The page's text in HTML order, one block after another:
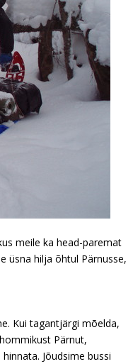
meile ka head-paremat
üsna hilja õhtul Pärnusse,
Kui tagantjärgi mõelda,
Pärnut,
Jõudsime bussi